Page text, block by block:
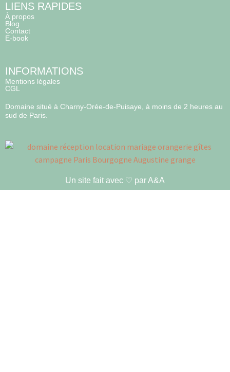
LIENS RAPIDES
À propos
Blog
Contact
E-book
INFORMATIONS
Mentions légales
CGL
Domaine situé à Charny-Orée-de-Puisaye, à moins de 2 heures au
sud de Paris.
Un site fait avec ♡ par A&A